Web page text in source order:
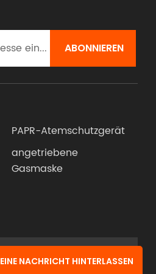
PAPR-Atemschutzgerät
angetriebene
Gasmaske
IPv6-Netzwerk unterstützt
EINE NACHRICHT HINTERLASSEN